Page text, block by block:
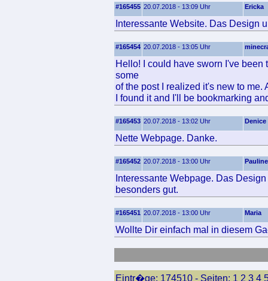
#165455 20.07.2018 - 13:09 Uhr Ericka
Interessante Website. Das Design
#165454 20.07.2018 - 13:05 Uhr
Hello! I could have sworn I've been
some
of the post I realized it's new to me.
I found it and I'll be bookmarking
#165453 20.07.2018 - 13:02 Uhr Denice
Nette Webpage. Danke.
#165452 20.07.2018 - 13:00 Uhr Pauline
Interessante Webpage. Das
besonders gut.
#165451 20.07.2018 - 13:00 Uhr Maria
Wollte Dir einfach mal in diesem
Eintr�ge: 174510 - Seiten: 1 2 3 4